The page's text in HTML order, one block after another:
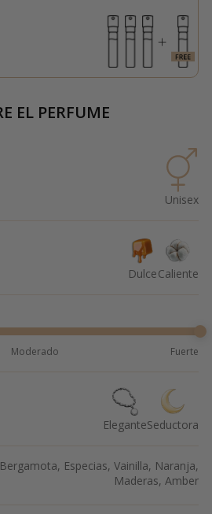
EL PERFUME
Unisex
DulceCaliente
Moderado Fuerte
EleganteSeductora
Bergamota, Especias, Vainilla, Naranja,
Maderas, Amber